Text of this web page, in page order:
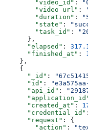
        "video_id"
:
        "video_url"
:
        "duration"
:
        "state"
:
        "task_id"
:
      },
      "elapsed"
:
      "finished_at"
:
    },
    {
      "_id"
:
      "id"
:
      "api_id"
:
      "created_at"
:
      "credential_id"
      "request"
: {
        "action"
: